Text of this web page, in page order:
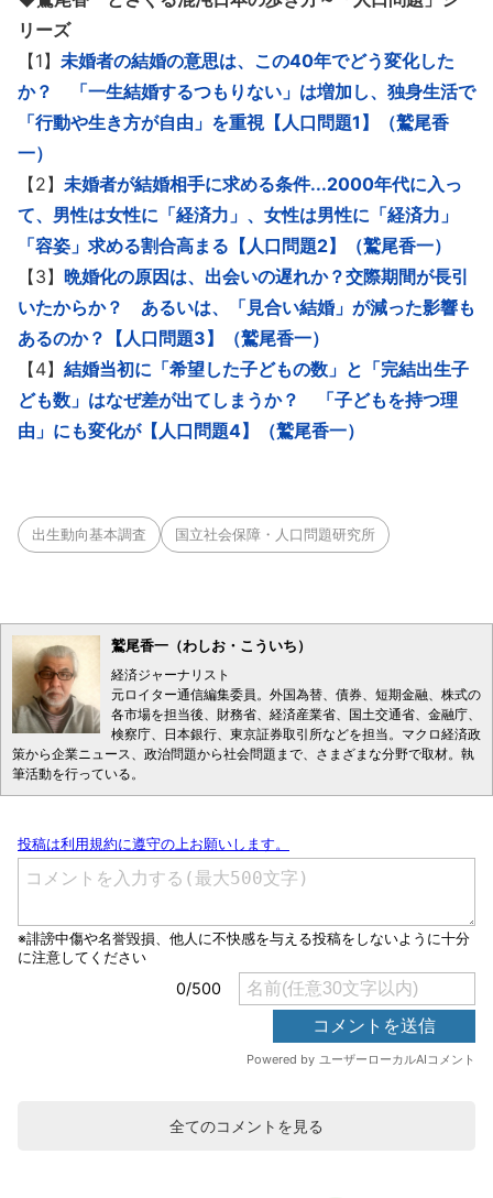
リーズ
【1】 未婚者の結婚の意思は、この40年でどう変化した
か？ 「一生結婚するつもりない」は増加し、独身生活で
「行動や生き方が自由」を重視【人口問題1】（鷲尾香
一）
【2】 未婚者が結婚相手に求める条件...2000年代に入っ
て、男性は女性に「経済力」、女性は男性に「経済力」
「容姿」求める割合高まる【人口問題2】（鷲尾香一）
【3】 晩婚化の原因は、出会いの遅れか？交際期間が長引
いたからか？ あるいは、「見合い結婚」が減った影響も
あるのか？【人口問題3】（鷲尾香一）
【4】 結婚当初に「希望した子どもの数」と「完結出生子
ども数」はなぜ差が出てしまうか？ 「子どもを持つ理
由」にも変化が【人口問題4】（鷲尾香一）
出生動向基本調査 国立社会保障・人口問題研究所
鷲尾香一（わしお・こういち）
経済ジャーナリスト
元ロイター通信編集委員。外国為替、債券、短期金融、株式の
各市場を担当後、財務省、経済産業省、国土交通省、金融庁、
検察庁、日本銀行、東京証券取引所などを担当。マクロ経済政
策から企業ニュース、政治問題から社会問題まで、さまざまな分野で取材。執
筆活動を行っている。
全てのコメントを見る